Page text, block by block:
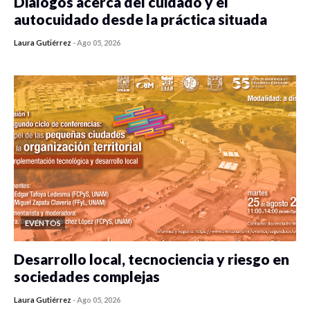
autocuidado desde la práctica situada
Laura Gutiérrez -Ago 05, 2026
EVENTOS
Desarrollo local, tecnociencia y riesgo en
sociedades complejas
Laura Gutiérrez -Ago 05, 2026